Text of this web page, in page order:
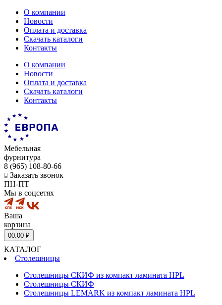
О компании
Новости
Оплата и доставка
Скачать каталоги
Контакты
О компании
Новости
Оплата и доставка
Скачать каталоги
Контакты
Мебельная
фурнитура
8 (965) 108-80-66
Заказать звонок
ПН-ПТ
Мы в соцсетях
Ваша
корзина
00.00 ₽
КАТАЛОГ
Столешницы
Столешницы СКИФ из компакт ламината HPL
Столешницы СКИФ
Столешницы LEMARK из компакт ламината HPL